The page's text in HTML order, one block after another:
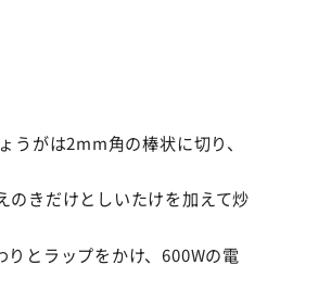
うがは2mm角の棒状に切り、
のきだけとしいたけを加えて炒
りとラップをかけ、600Wの電